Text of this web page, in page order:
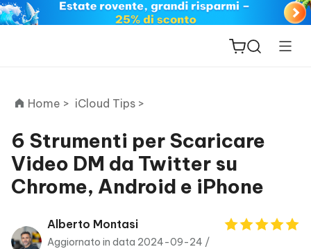
ReiBoot
for iOS
PDNob
PDF
New
Home > iCloud Tips >
6 Strumenti per Scaricare
Video DM da Twitter su
Chrome, Android e iPhone
Alberto Montasi
Aggiornato in data 2024-09-24 /